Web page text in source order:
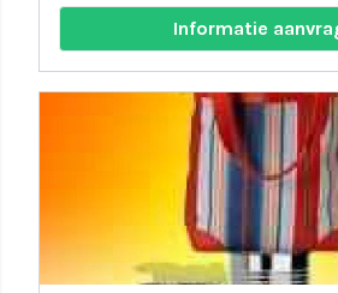
Informatie